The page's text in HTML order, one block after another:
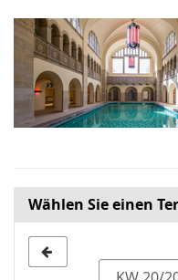
Zum
Haupt-
Inhalt
springen
Wählen Sie einen